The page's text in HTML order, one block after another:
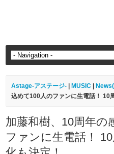
Astage-アステージ- MUSIC
込めて100人のファンに生電話！ 10
加藤和樹、10周年の
ファンに生電話！